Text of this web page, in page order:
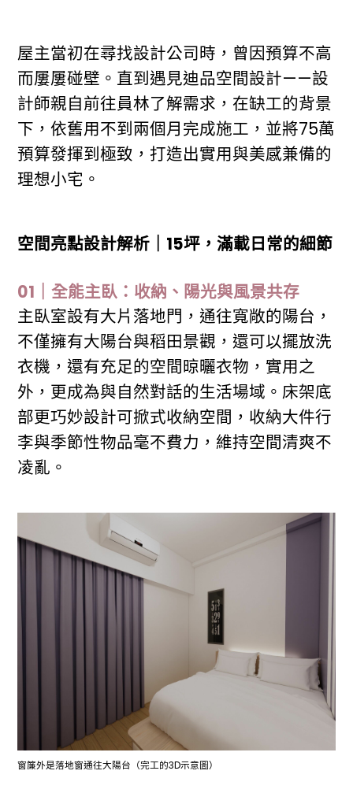
屋主當初在尋找設計公司時，曾因預算不高
而屢屢碰壁。直到遇見迪品空間設計——設
計師親自前往員林了解需求，在缺工的背景
下，依舊用不到兩個月完成施工，並將75萬
預算發揮到極致，打造出實用與美感兼備的
理想小宅。
空間亮點設計解析｜15坪，滿載日常的細節
01｜全能主臥：收納、陽光與風景共存
主臥室設有大片落地門，通往寬敞的陽台，
不僅擁有大陽台與稻田景觀，還可以擺放洗
衣機，還有充足的空間晾曬衣物，實用之
外，更成為與自然對話的生活場域。床架底
部更巧妙設計可掀式收納空間，收納大件行
李與季節性物品毫不費力，維持空間清爽不
凌亂。
窗簾外是落地窗通往大陽台（完工的3D示意圖）